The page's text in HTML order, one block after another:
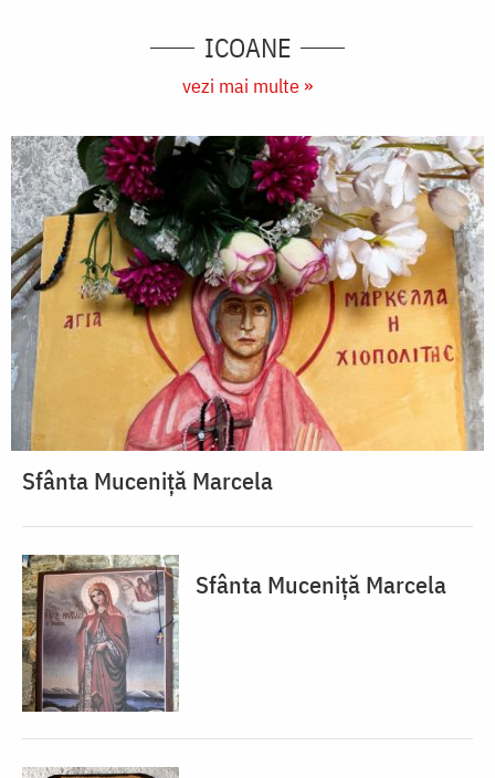
ICOANE
vezi mai multe »
Sfânta Muceniță Marcela
Sfânta Muceniță Marcela